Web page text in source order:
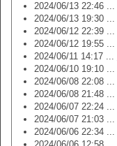
2024/06/13 22:46 ...
2024/06/13 19:30 ...
2024/06/12 22:39 ...
2024/06/12 19:55 ...
2024/06/11 14:17 ...
2024/06/10 19:10 ...
2024/06/08 22:08 ...
2024/06/08 21:48 ...
2024/06/07 22:24 ...
2024/06/07 21:03 ...
2024/06/06 22:34 ...